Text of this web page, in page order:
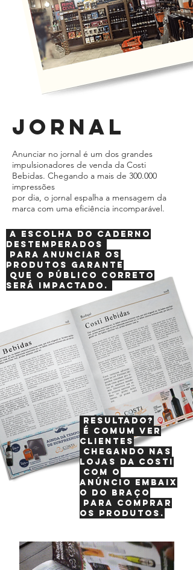
jornal
Anunciar no jornal é um dos grandes
impulsionadores de venda da Costi
Bebidas. Chegando a mais de 300.000
impressões
por dia, o jornal espalha a mensagem da
marca com uma eficiência incomparável.
A escolha do caderno
Destemperados
para anunciar os
produtos garante
que o público correto
será impactado.
Resultado?
É comum ver
clientes
chegando nas
lojas da Costi
com o
anúncio embaix
o do braço
para comprar
os produtos.